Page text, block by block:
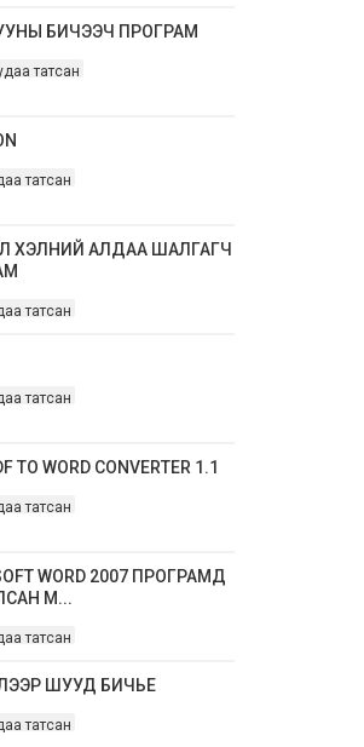
БИЧЭЭЧ ПРОГРАМ
татсан
татсан
ХЭЛНИЙ АЛДАА ШАЛГАГЧ
татсан
татсан
TO WORD CONVERTER 1.1
татсан
WORD 2007 ПРОГРАМД
М...
татсан
ШУУД БИЧЬЕ
татсан